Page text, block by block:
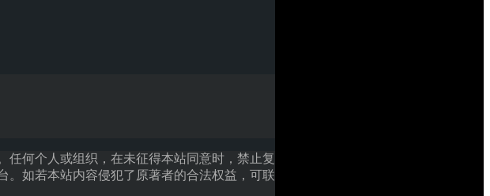
任何个人或组织，在未征得本站同意时，禁止复
。如若本站内容侵犯了原著者的合法权益，可联